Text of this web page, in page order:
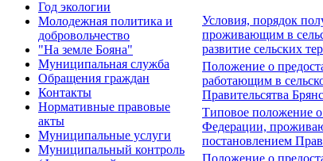
Год экологии
Молодежная политика и
добровольчество
"На земле Бояна"
Муниципальная служба
Обращения граждан
Контакты
Нормативные правовые
акты
Муниципальные услуги
Муниципальный контроль
Условия, порядок
проживающим в
развитие сельских
Положение о
работающим в
Правительсятва
Типовое положение о
Федерации,
постановлением